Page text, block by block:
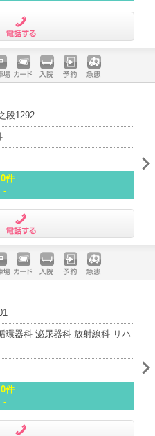
場
クレジッ
入院 予約 急患
段1292
0件
-
場
クレジッ
入院 予約 急患
環器科 泌尿器科 放射線科 リハ
0件
-